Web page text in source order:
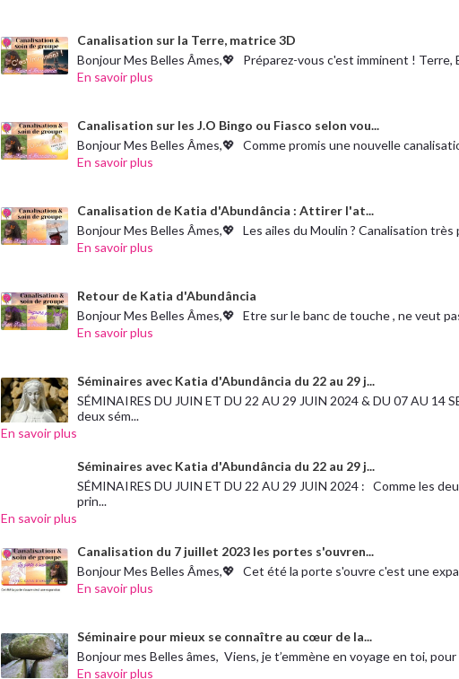
Canalisation sur la Terre, matrice 3D
Bonjour Mes Belles Âmes,💖 Préparez-vous c'est imminent ! Terre,
En savoir plus
Canalisation sur les J.O Bingo ou Fiasco selon vou...
Bonjour Mes Belles Âmes,💖 Comme promis une nouvelle
En savoir plus
Canalisation de Katia d'Abundância : Attirer l'at...
Bonjour Mes Belles Âmes,💖 Les ailes du Moulin ? Canalisation très
En savoir plus
Retour de Katia d'Abundância
Bonjour Mes Belles Âmes,💖 Etre sur le banc de touche , ne veut
En savoir plus
Séminaires avec Katia d'Abundância du 22 au 29 j...
SÉMINAIRES DU JUIN ET DU 22 AU 29 JUIN 2024 & DU 07 AU 14
deux sém...
En savoir plus
Séminaires avec Katia d'Abundância du 22 au 29 j...
SÉMINAIRES DU JUIN ET DU 22 AU 29 JUIN 2024 : Comme les
prin...
En savoir plus
Canalisation du 7 juillet 2023 les portes s'ouvren...
Bonjour Mes Belles Âmes,💖 Cet été la porte s'ouvre c'est une
En savoir plus
Séminaire pour mieux se connaître au cœur de la...
Bonjour mes Belles âmes, Viens, je t’emmène en voyage en toi, pour
En savoir plus